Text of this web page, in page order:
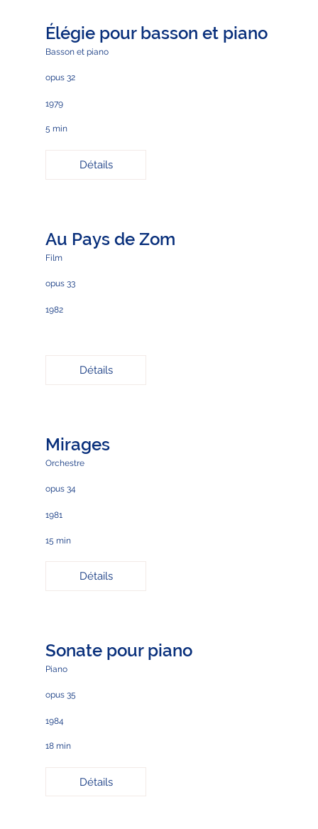
Élégie pour basson et piano
Basson et piano
opus 32
1979
5 min
Détails
Au Pays de Zom
Film
opus 33
1982
Détails
Mirages
Orchestre
opus 34
1981
15 min
Détails
Sonate pour piano
Piano
opus 35
1984
18 min
Détails